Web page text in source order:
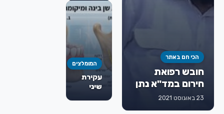
הכי חם באתר
חובש רפואת
חירום במד"א נתן
גורמן ז"ל
23 באוגוסט 2021
פה
ולסת
מומלץ
לניתוח
מורחב
המומלצים
עקירת
שיני